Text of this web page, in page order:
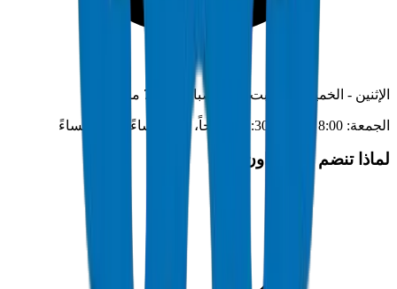
الإثنين - الخميس، السبت: 8:00 صباحاً - 7:00 مساءً
الجمعة: 8:00 صباحاً - 11:30 صباحاً، 1:00 مساءً - 7:00 مساءً
لماذا تنضم إلى كراون؟